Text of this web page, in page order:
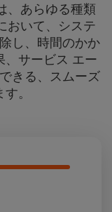
、あらゆる種類
おいて、システ
し、時間のかか
、サービス エー
きる、スムーズ
。